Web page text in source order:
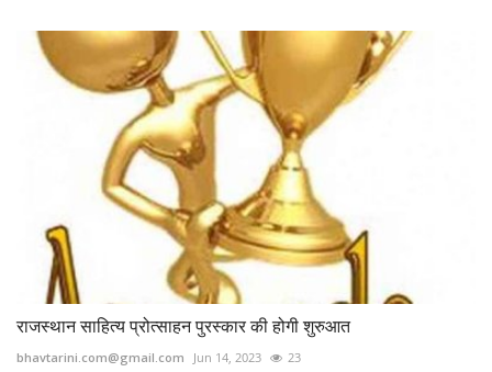
राजस्थान साहित्य प्रोत्साहन पुरस्कार की होगी शुरुआत
bhavtarini.com@gmail.com Jun 14, 2023 23